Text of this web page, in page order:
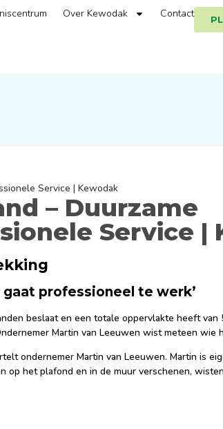
Over Kewodak Contact
Service | Kewodak
– Duurzame
Service |
professioneel te werk’
beslaat en een totale oppervlakte heeft van
Martin van Leeuwen wist meteen wie
ondernemer Martin van Leeuwen. Martin is
op het plafond en in de muur verschenen,